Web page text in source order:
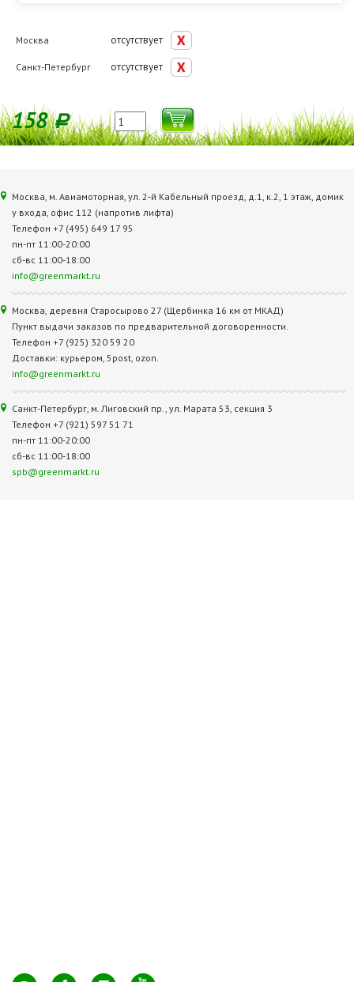
Москва отсутствует
Санкт-Петербург отсутствует
158Р
Москва, м. Авиамоторная, ул. 2‑й Кабельный проезд, д.1, к.2, 1 этаж, домик
у входа, офис 112 (напротив лифта)
Телефон +7 (495) 649 17 95
пн-пт 11:00-20:00
сб-вс 11:00-18:00
info@greenmarkt.ru
Москва, деревня Старосырово 27 (Щербинка 16 км от МКАД)
Пункт выдачи заказов по предварительной договоренности.
Телефон +7 (925) 320 59 20
Доставки: курьером, 5post, ozon.
info@greenmarkt.ru
Санкт-Петербург, м. Лиговский пр., ул. Марата 53, секция 3
Телефон +7 (921) 597 51 71
пн-пт 11:00-20:00
сб-вс 11:00-18:00
spb@greenmarkt.ru